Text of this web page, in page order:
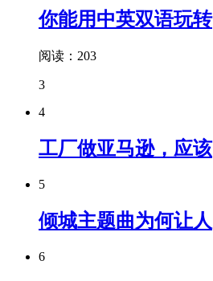
你能用中英双语玩转
阅读：203
3
4
工厂做亚马逊，应该
5
倾城主题曲为何让人
6